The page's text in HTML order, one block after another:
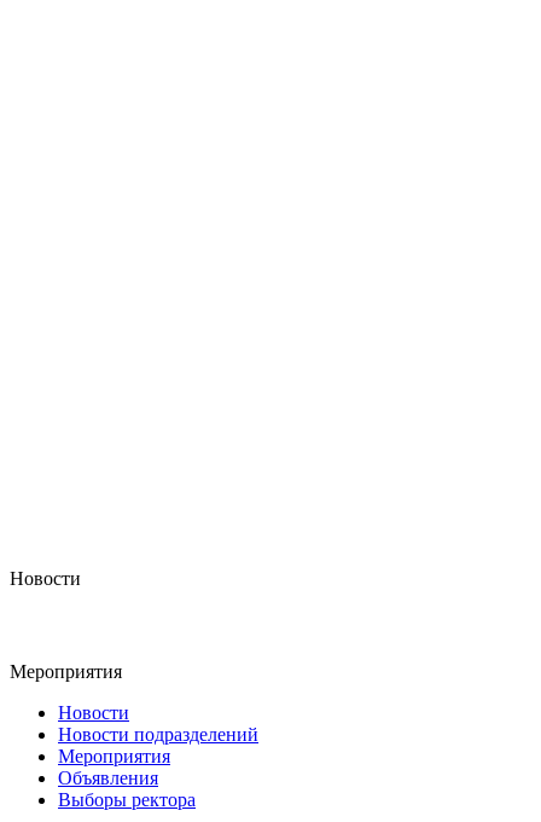
Новости
Мероприятия
Новости
Новости подразделений
Мероприятия
Объявления
Выборы ректора